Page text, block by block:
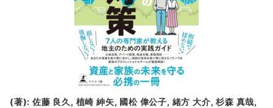
(著): 佐藤 良久, 植崎 紳矢, 國松 偉公子, 緒方 大介, 杉森 真哉,